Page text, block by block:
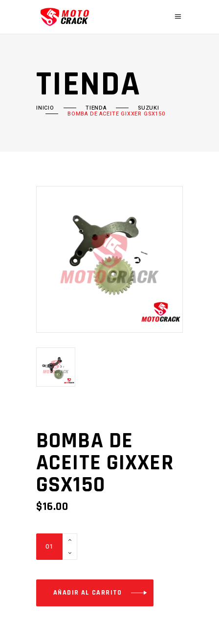
TIENDA
INICIO TIENDA SUZUKI
BOMBA DE ACEITE GIXXER GSX150
BOMBA DE
ACEITE GIXXER
GSX150
$16.00
GIXXER
GSX150
Cantidad
AÑADIR AL CARRITO